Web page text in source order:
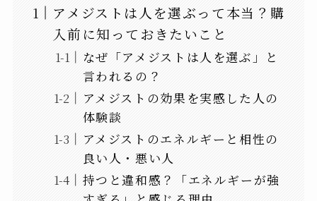
アメジストは人を選ぶって本当？購
入前に知っておきたいこと
なぜ「アメジストは人を選ぶ」と
言われるの？
アメジストの効果を実感した人の
体験談
アメジストのエネルギーと相性の
良い人・悪い人
持つと違和感？「エネルギーが強